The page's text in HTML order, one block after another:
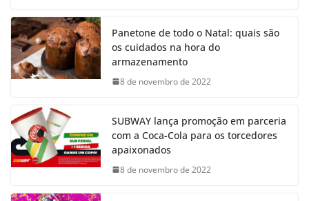
Panetone de todo o Natal: quais são
os cuidados na hora do
armazenamento
8 de novembro de 2022
SUBWAY lança promoção em parceria
com a Coca-Cola para os torcedores
apaixonados
8 de novembro de 2022